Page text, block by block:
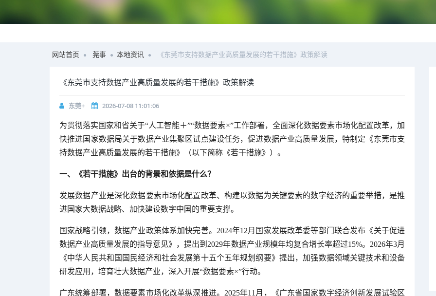
网站首页 莞事 本地资讯 《东莞市支持数据产业高质量发展的若干措施》政策解读
《东莞市支持数据产业高质量发展的若干措施》政策解读
东莞+ 2026-07-08 11:01:06
为贯彻落实国家和省关于“人工智能＋”“数据要素×”工作部署，全面深化数据要素市场化配置改革，加
快推进国家数据局关于数据产业集聚区试点建设任务，促进数据产业高质量发展，特制定《东莞市支
持数据产业高质量发展的若干措施》（以下简称《若干措施》）。
一、《若干措施》出台的背景和依据是什么？
发展数据产业是深化数据要素市场化配置改革、构建以数据为关键要素的数字经济的重要举措，是推
进国家大数据战略、加快建设数字中国的重要支撑。
国家战略引领，数据产业政策体系加快完善。2024年12月国家发展改革委等部门联合发布《关于促进
数据产业高质量发展的指导意见》，提出到2029年数据产业规模年均复合增长率超过15%。2026年3月
《中华人民共和国国民经济和社会发展第十五个五年规划纲要》提出，加强数据领域关键技术和设备
研发应用，培育壮大数据产业，深入开展“数据要素×”行动。
广东统筹部署，数据要素市场化改革纵深推进。2025年11月，《广东省国家数字经济创新发展试验区